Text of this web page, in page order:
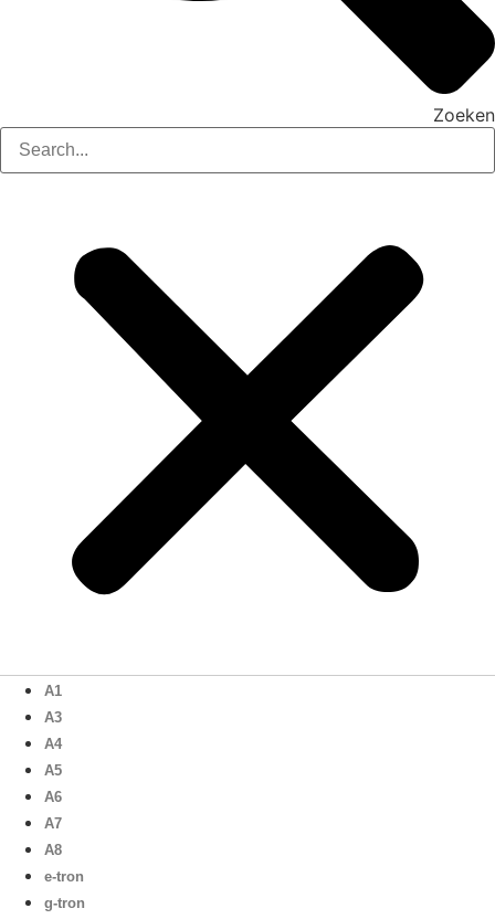
Zoeken
A1
A3
A4
A5
A6
A7
A8
e-tron
g-tron